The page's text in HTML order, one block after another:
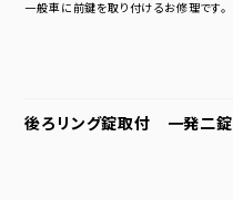
一般車に前鍵を取り付けるお修理です。
後ろリング錠取付 一発二錠